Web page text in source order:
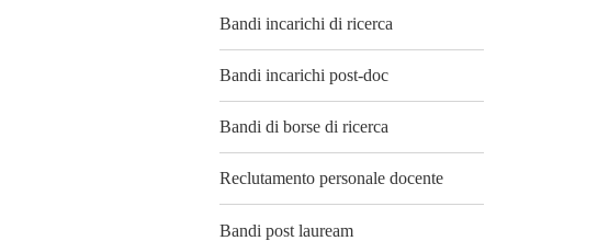
Bandi incarichi di ricerca
Bandi incarichi post-doc
Bandi di borse di ricerca
Reclutamento personale docente
Bandi post lauream